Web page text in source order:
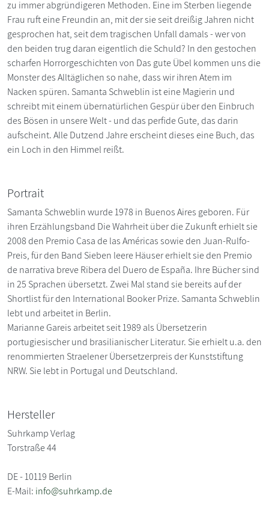
zu immer abgründigeren Methoden. Eine im Sterben liegende
Frau ruft eine Freundin an, mit der sie seit dreißig Jahren nicht
gesprochen hat, seit dem tragischen Unfall damals - wer von
den beiden trug daran eigentlich die Schuld? In den gestochen
scharfen Horrorgeschichten von Das gute Übel kommen uns die
Monster des Alltäglichen so nahe, dass wir ihren Atem im
Nacken spüren. Samanta Schweblin ist eine Magierin und
schreibt mit einem übernatürlichen Gespür über den Einbruch
des Bösen in unsere Welt - und das perfide Gute, das darin
aufscheint. Alle Dutzend Jahre erscheint dieses eine Buch, das
ein Loch in den Himmel reißt.
Portrait
Samanta Schweblin wurde 1978 in Buenos Aires geboren. Für
ihren Erzählungsband Die Wahrheit über die Zukunft erhielt sie
2008 den Premio Casa de las Américas sowie den Juan-Rulfo-
Preis, für den Band Sieben leere Häuser erhielt sie den Premio
de narrativa breve Ribera del Duero de España. Ihre Bücher sind
in 25 Sprachen übersetzt. Zwei Mal stand sie bereits auf der
Shortlist für den International Booker Prize. Samanta Schweblin
lebt und arbeitet in Berlin.
Marianne Gareis arbeitet seit 1989 als Übersetzerin
portugiesischer und brasilianischer Literatur. Sie erhielt u.a. den
renommierten Straelener Übersetzerpreis der Kunststiftung
NRW. Sie lebt in Portugal und Deutschland.
Hersteller
Suhrkamp Verlag
Torstraße 44
DE - 10119 Berlin
E-Mail: info@suhrkamp.de